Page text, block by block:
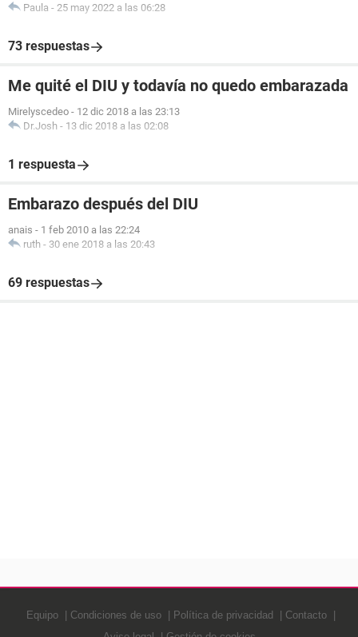
Paula - 25 may 2022 a las 06:28
73 respuestas
Me quité el DIU y todavía no quedo embarazada
Mirelyscedeo - 12 dic 2018 a las 23:13
Dr.Josh - 13 dic 2018 a las 02:08
1 respuesta
Embarazo después del DIU
anais - 1 feb 2010 a las 22:24
ruth - 30 ene 2018 a las 20:43
69 respuestas
Equipo Condiciones de uso Política de privacidad
Contacto